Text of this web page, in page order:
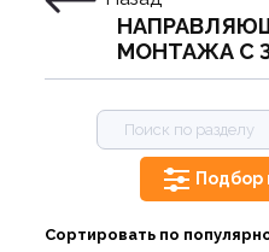
МОНТАЖА С
Подбор